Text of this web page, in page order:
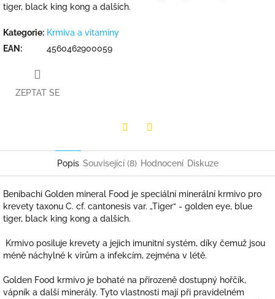
tiger, black king kong a dalších.
Kategorie: Krmiva a vitamíny
EAN : 4560462900059
ZEPTAT SE
Popis Související (8) Hodnocení Diskuze
Benibachi Golden mineral Food je speciální minerální krmivo pro
krevety taxonu C. cf. cantonesis var. „Tiger“ - golden eye, blue
tiger, black king kong a dalších.
Krmivo posiluje krevety a jejich imunitní systém, díky čemuž jsou
méně náchylné k virům a infekcím, zejména v létě.
Golden Food krmivo je bohaté na přirozeně dostupný hořčík,
vápník a další minerály. Tyto vlastnosti mají při pravidelném